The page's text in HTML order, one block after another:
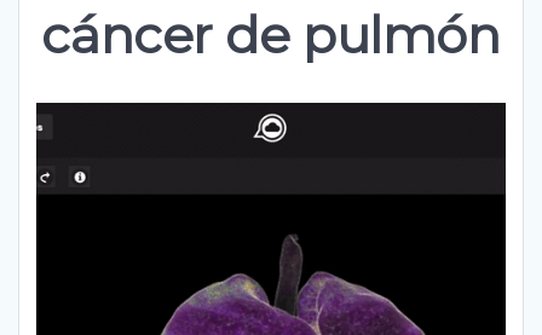
cáncer de pulmón